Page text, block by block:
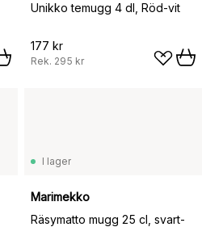
Unikko temugg 4 dl, Röd-vit
177 kr
Rek. 295 kr
I lager
Marimekko
Räsymatto mugg 25 cl, svart-